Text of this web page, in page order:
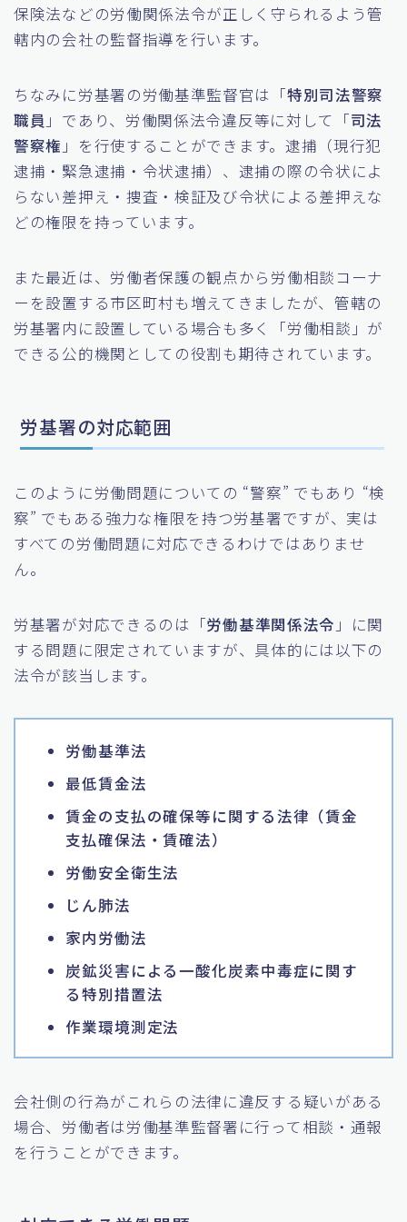
保険法などの労働関係法令が正しく守られるよう管
轄内の会社の監督指導を行います。
ちなみに労基署の労働基準監督官は「特別司法警察
職員 」であり、労働関係法令違反等に対して「司法
警察権 」を行使することができます。逮捕（現行犯
逮捕・緊急逮捕・令状逮捕）、逮捕の際の令状によ
らない差押え・捜査・検証及び令状による差押えな
どの権限を持っています。
また最近は、労働者保護の観点から労働相談コーナ
ーを設置する市区町村も増えてきましたが、管轄の
労基署内に設置している場合も多く「労働相談」が
できる公的機関としての役割も期待されています。
労基署の対応範囲
このように労働問題についての “警察” でもあり “検
察” でもある強力な権限を持つ労基署ですが、実は
すべての労働問題に対応できるわけではありませ
ん。
労基署が対応できるのは「労働基準関係法令 」に関
する問題に限定されていますが、具体的には以下の
法令が該当します。
労働基準法
最低賃金法
賃金の支払の確保等に関する法律（賃金
支払確保法・賃確法）
労働安全衛生法
じん肺法
家内労働法
炭鉱災害による一酸化炭素中毒症に関す
る特別措置法
作業環境測定法
会社側の行為がこれらの法律に違反する疑いがある
場合、労働者は労働基準監督署に行って相談・通報
を行うことができます。